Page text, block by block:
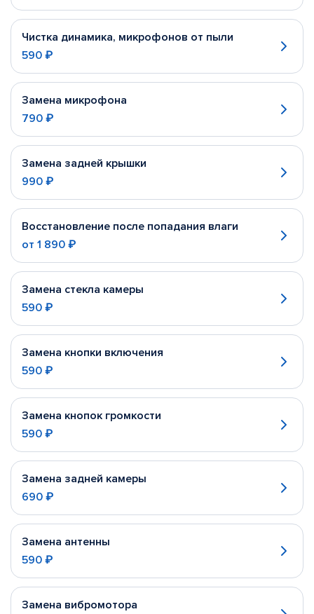
Чистка динамика, микрофонов от пыли
590 ₽
Замена микрофона
790 ₽
Замена задней крышки
990 ₽
Восстановление после попадания влаги
от 1 890 ₽
Замена стекла камеры
590 ₽
Замена кнопки включения
590 ₽
Замена кнопок громкости
590 ₽
Замена задней камеры
690 ₽
Замена антенны
590 ₽
Замена вибромотора